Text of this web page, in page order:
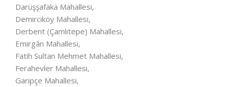
Darüşşafaka Mahallesi,
Demirciköy Mahallesi,
Derbent (Çamlıtepe) Mahallesi,
Emirgân Mahallesi,
Fatih Sultan Mehmet Mahallesi,
Ferahevler Mahallesi,
Garipçe Mahallesi,